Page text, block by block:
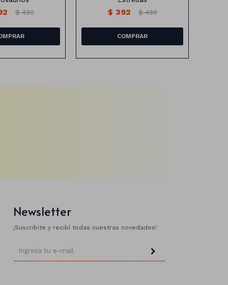
$ 490 $ 392 $ 490
Newsletter
¡Suscribite y recibí todas nuestras novedades!